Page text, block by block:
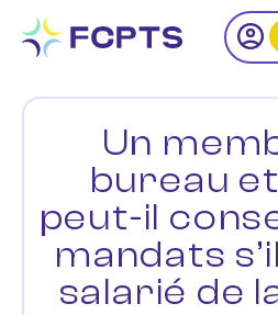
Un
bureau
peut-il
mandats
salarié de